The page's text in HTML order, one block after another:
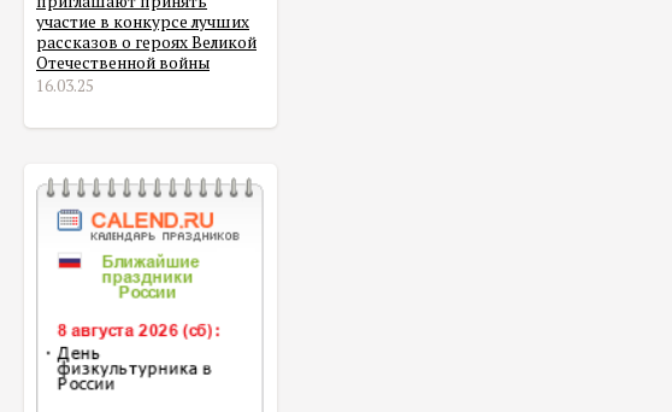
участие в конкурсе лучших
рассказов о героях Великой
Отечественной войны
16.03.25